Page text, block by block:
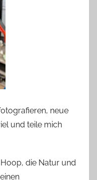
neue
und teile mich
die Natur und